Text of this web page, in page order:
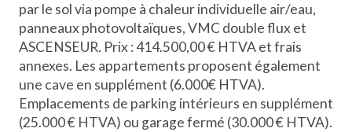
par le sol via pompe à chaleur individuelle air/eau,
panneaux photovoltaïques, VMC double flux et
ASCENSEUR. Prix : 414.500,00 € HTVA et frais
annexes. Les appartements proposent également
une cave en supplément (6.000€ HTVA).
Emplacements de parking intérieurs en supplément
(25.000 € HTVA) ou garage fermé (30.000 € HTVA).